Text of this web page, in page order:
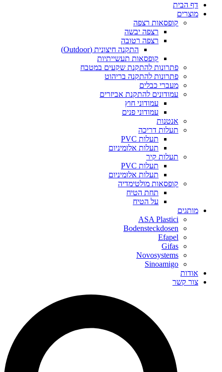
דף הבית
מוצרים
קופסאות רצפה
רצפה יבשה
רצפה רטובה
התקנה חיצונית (Outdoor)
קופסאות תעשייתיות
פתרונות להתקנת שקעים במטבח
פתרונות להתקנה בריהוט
מעברי כבלים
עמודונים להתקנת אביזרים
עמודוני חוץ
עמודוני פנים
אנטנות
תעלות דריכה
תעלות PVC
תעלות אלומיניום
תעלות קיר
תעלות PVC
תעלות אלומיניום
קופסאות מולטימדיה
תחת הטיח
על הטיח
מותגים
ASA Plastici
Bodensteckdosen
Efapel
Gifas
Novosystems
Sinoamigo
אודות
צור קשר